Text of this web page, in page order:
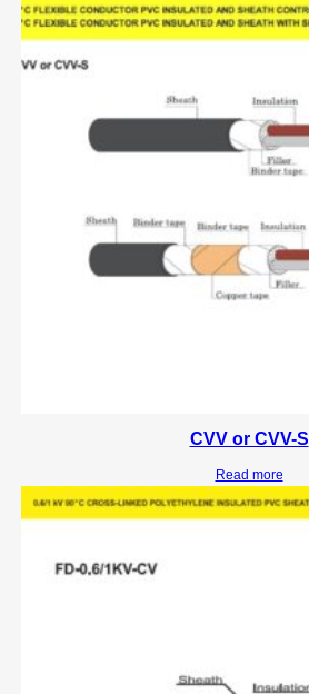
CVV or CVV-S
Read more